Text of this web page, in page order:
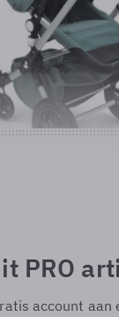
PRO
account aan